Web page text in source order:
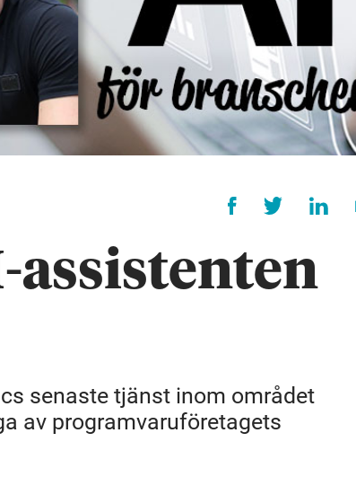
assistenten
senaste tjänst inom området
av programvaruföretagets